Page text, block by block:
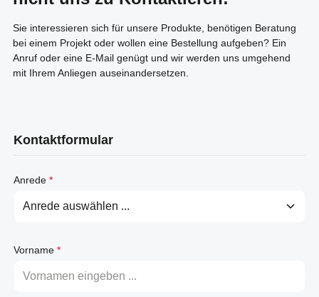
Sie interessieren sich für unsere Produkte, benötigen Beratung
bei einem Projekt oder wollen eine Bestellung aufgeben? Ein
Anruf oder eine E-Mail genügt und wir werden uns umgehend
mit Ihrem Anliegen auseinandersetzen.
Kontaktformular
Anrede *
Vorname *